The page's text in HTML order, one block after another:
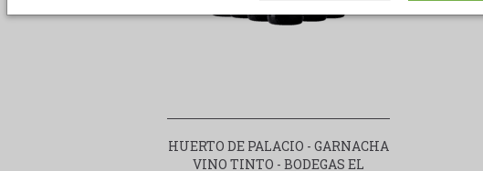
HUERTO DE PALACIO - GARNACHA
VINO TINTO - BODEGAS EL